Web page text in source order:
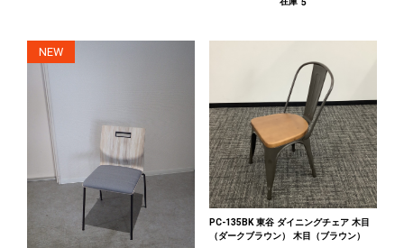
NEW
PC-135BK 東谷 ダイニングチェア 木目
（ダークブラウン） 木目（ブラウン）